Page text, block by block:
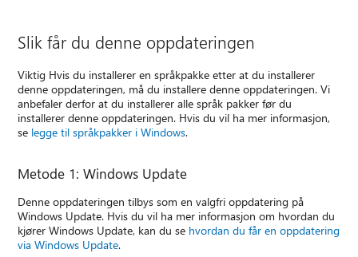
Slik får du denne oppdateringen
Viktig Hvis du installerer en språkpakke etter at du installerer
denne oppdateringen, må du installere denne oppdateringen. Vi
anbefaler derfor at du installerer alle språk pakker før du
installerer denne oppdateringen. Hvis du vil ha mer informasjon,
se legge til språkpakker i Windows.
Metode 1: Windows Update
Denne oppdateringen tilbys som en valgfri oppdatering på
Windows Update. Hvis du vil ha mer informasjon om hvordan du
kjører Windows Update, kan du se hvordan du får en oppdatering
via Windows Update.